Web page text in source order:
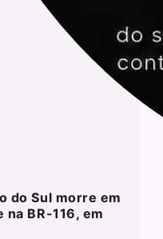
do Sul morre em
BR-116, em